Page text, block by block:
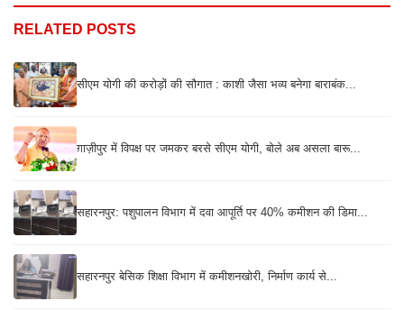
RELATED POSTS
सीएम योगी की करोड़ों की सौगात : काशी जैसा भव्य बनेगा बाराबंक...
ग़ाज़ीपुर में विपक्ष पर जमकर बरसे सीएम योगी, बोले अब असला बारू...
सहारनपुर: पशुपालन विभाग में दवा आपूर्ति पर 40% कमीशन की डिमा...
सहारनपुर बेसिक शिक्षा विभाग में कमीशनखोरी, निर्माण कार्य से...